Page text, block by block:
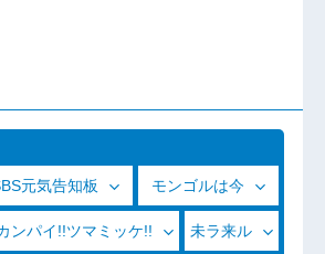
元気告知板 モンゴルは今
ンパイ!!ツマミッケ!! 未ラ来ル